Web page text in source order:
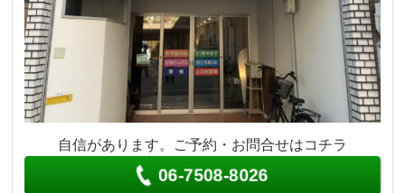
自信があります。ご予約・お問合せはコチラ
06-7508-8026